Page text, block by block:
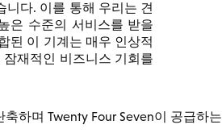
니다. 이를 통해 우리는 견
은 수준의 서비스를 받을
된 이 기계는 매우 인상적
재적인 비즈니스 기회를
하며 Twenty Four Seven이 공급하는